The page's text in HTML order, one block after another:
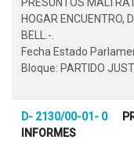
HOGAR ENCUENTRO,
BELL.-.
Fecha Estado
Bloque: PARTIDO
D- 2130/00-01- 0
INFORMES